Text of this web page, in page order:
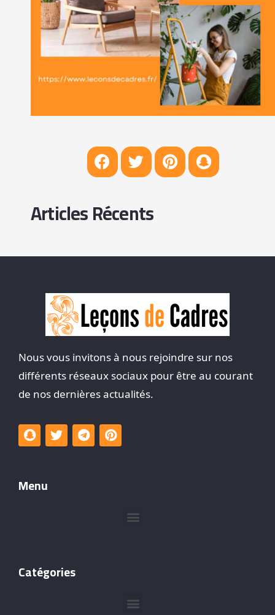
Articles Récents
Nous vous invitons à nous rejoindre sur nos
différents réseaux sociaux pour être au courant
de nos dernières actualités.
Menu
Catégories